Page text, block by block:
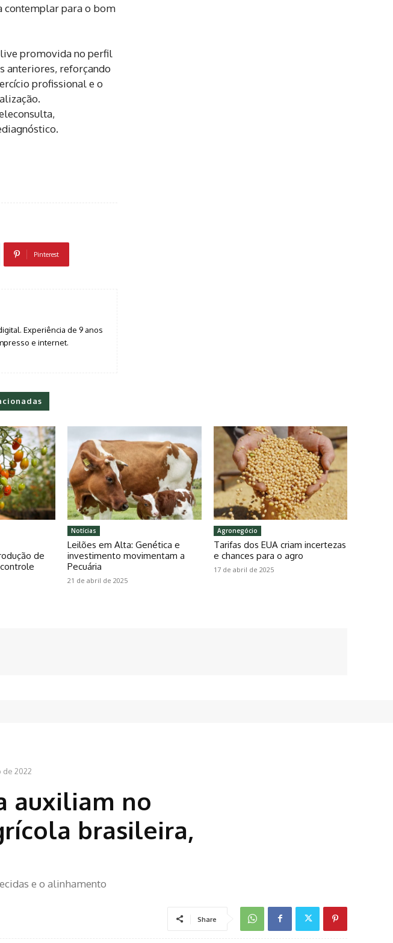
contemplar para o bom
live promovida no perfil
anteriores, reforçando
profissional e o
Pinterest
Experiência de 9 anos
e internet.
de
Notícias
Leilões em Alta: Genética e
investimento movimentam a
Pecuária
21 de abril de 2025
Agronegócio
Tarifas dos EUA criam incertezas
e chances para o agro
17 de abril de 2025